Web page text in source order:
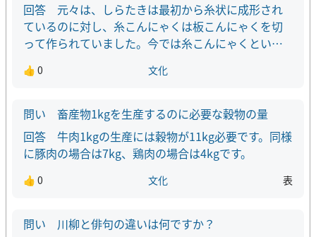
元々は、しらたきは最初から糸状に成形され
ているのに対し、糸こんにゃくは板こんにゃくを切
って作られていました。今では糸こんにゃくという
ので、両者に違いはありません。原材料も製法も同
👍 0 文化
畜産物1kgを生産するのに必要な穀物の量
牛肉1kgの生産には穀物が11kg必要です。同様
に豚肉の場合は7kg、鶏肉の場合は4kgです。
👍 0 文化 表
川柳と俳句の違いは何ですか？